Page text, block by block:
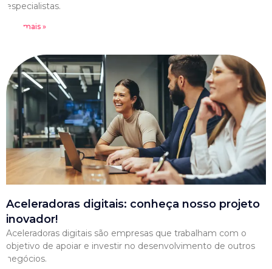
especialistas.
Leia mais »
Aceleradoras digitais: conheça nosso projeto
inovador!
Aceleradoras digitais são empresas que trabalham com o
objetivo de apoiar e investir no desenvolvimento de outros
negócios.